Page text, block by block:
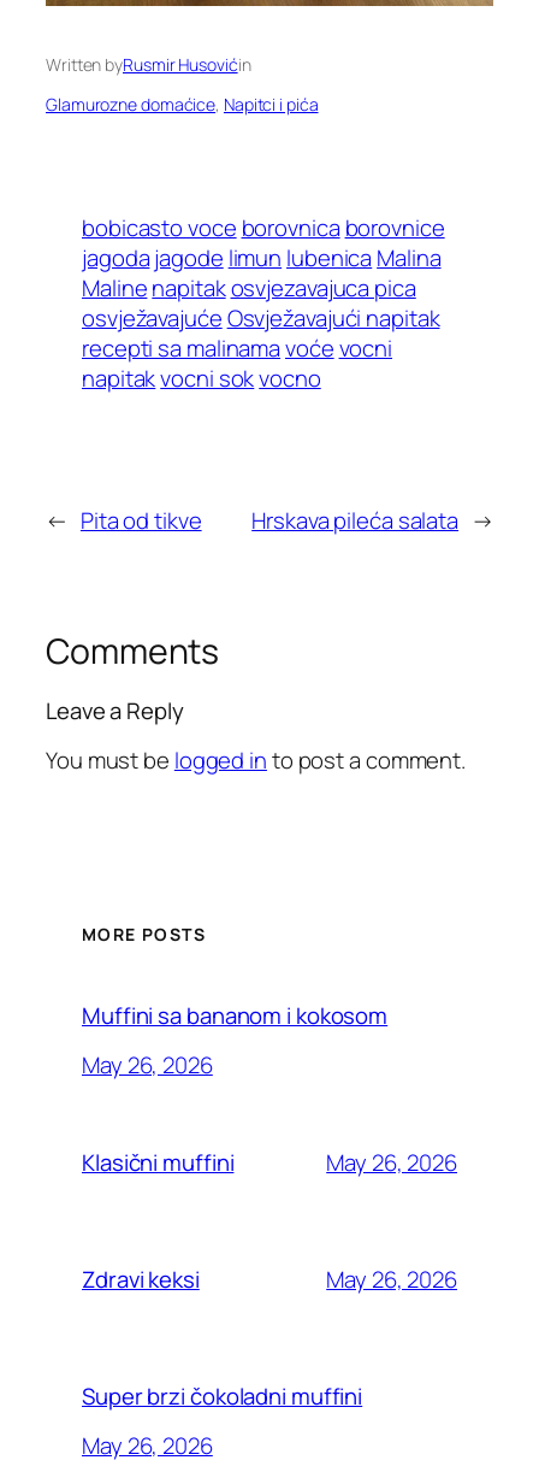
Written byRusmir Husovićin
Glamurozne domaćice, Napitci i pića
bobicasto voce borovnica borovnice
jagodajagode limun lubenica Malina
Malinenapitakosvjezavajuca pica
osvježavajućeOsvježavajući napitak
recepti sa malinamavoćevocni
napitakvocni sokvocno
← Pita od tikve Hrskava pileća salata →
Comments
Leave a Reply
You must be logged into post a comment.
MORE POSTS
Muffini sa bananom i kokosom
May 26, 2026
Klasični muffini May 26, 2026
Zdravi keksi May 26, 2026
Super brzi čokoladni muffini
May 26, 2026